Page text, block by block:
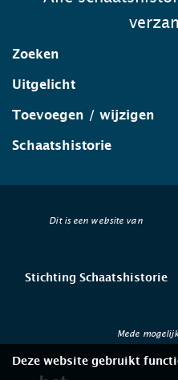
Zoeken
Uitgelicht
Toevoegen / wijzigen
Schaatshistorie
Dit is een website van
Stichting Schaatshistorie
Mede
Deze website gebruikt